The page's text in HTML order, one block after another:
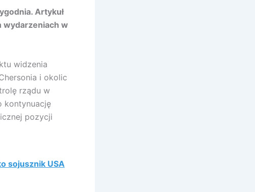
Artykuł
wydarzeniach w
widzenia
i okolic
rządu w
kontynuację
pozycji
sojusznik USA